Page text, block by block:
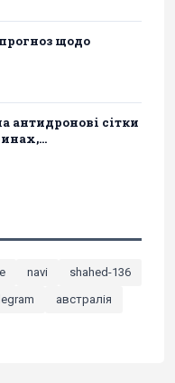
щодо
антидронові сітки
navi
shahed-136
австралія